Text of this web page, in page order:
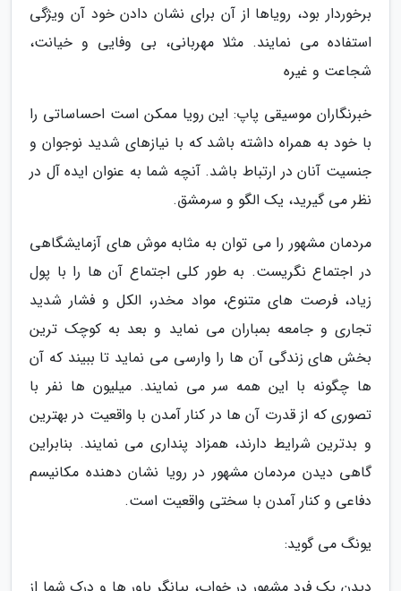
برخوردار بود، رویاها از آن برای نشان دادن خود آن ویژگی
استفاده می نمایند. مثلا مهربانی، بی وفایی و خیانت،
شجاعت و غیره
خبرنگاران موسیقی پاپ: این رویا ممکن است احساساتی را
با خود به همراه داشته باشد که با نیازهای شدید نوجوان و
جنسیت آنان در ارتباط باشد. آنچه شما به عنوان ایده آل در
نظر می گیرید، یک الگو و سرمشق.
مردمان مشهور را می توان به مثابه موش های آزمایشگاهی
در اجتماع نگریست. به طور کلی اجتماع آن ها را با پول
زیاد، فرصت های متنوع، مواد مخدر، الکل و فشار شدید
تجاری و جامعه بمباران می نماید و بعد به کوچک ترین
بخش های زندگی آن ها را وارسی می نماید تا ببیند که آن
ها چگونه با این همه سر می نمایند. میلیون ها نفر با
تصوری که از قدرت آن ها در کنار آمدن با واقعیت در بهترین
و بدترین شرایط دارند، همزاد پنداری می نمایند. بنابراین
گاهی دیدن مردمان مشهور در رویا نشان دهنده مکانیسم
دفاعی و کنار آمدن با سختی واقعیت است.
یونگ می گوید: